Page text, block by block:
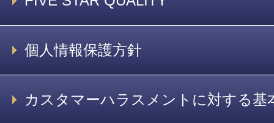
個人情報保護方針
カスタマーハラスメントに対する基